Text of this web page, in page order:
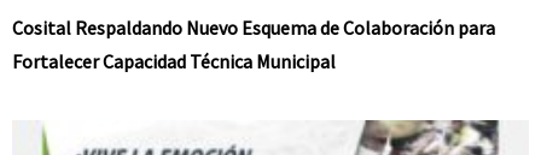
Cosital Respaldando Nuevo Esquema de Colaboración para
Fortalecer Capacidad Técnica Municipal